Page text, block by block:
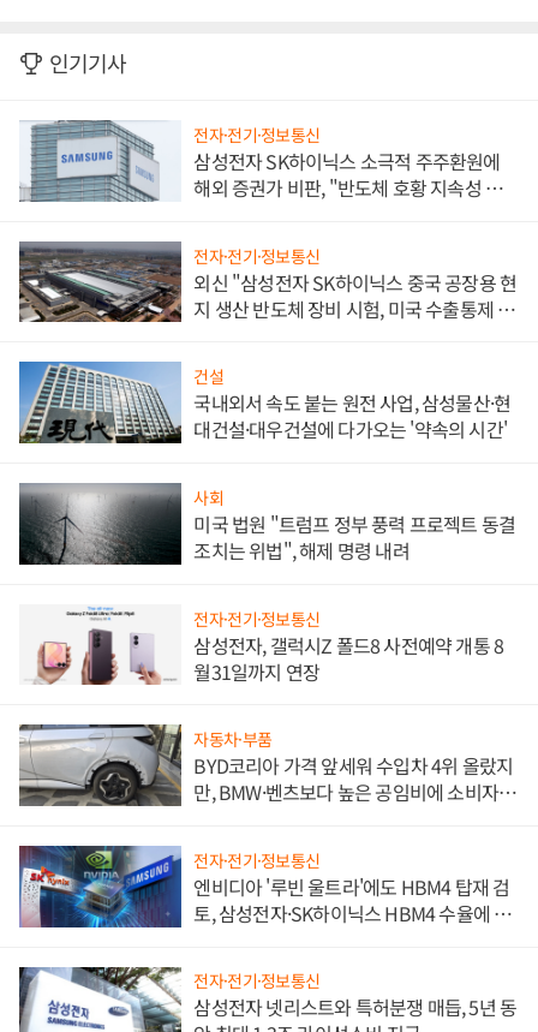
인기기사
전자·전기·정보통신
삼성전자 SK하이닉스 소극적 주주환원에
해외 증권가 비판, "반도체 호황 지속성 의
전자·전기·정보통신
외신 "삼성전자 SK하이닉스 중국 공장용 현
지 생산 반도체 장비 시험, 미국 수출통제 대
건설
국내외서 속도 붙는 원전 사업, 삼성물산·현
대건설·대우건설에 다가오는 '약속의 시간'
사회
미국 법원 "트럼프 정부 풍력 프로젝트 동결
조치는 위법", 해제 명령 내려
전자·전기·정보통신
삼성전자, 갤럭시Z 폴드8 사전예약 개통 8
월31일까지 연장
자동차·부품
BYD코리아 가격 앞세워 수입차 4위 올랐지
만, BMW·벤츠보다 높은 공임비에 소비자
전자·전기·정보통신
엔비디아 '루빈 울트라'에도 HBM4 탑재 검
토, 삼성전자·SK하이닉스 HBM4 수율에 주
전자·전기·정보통신
삼성전자 넷리스트와 특허분쟁 매듭, 5년 동